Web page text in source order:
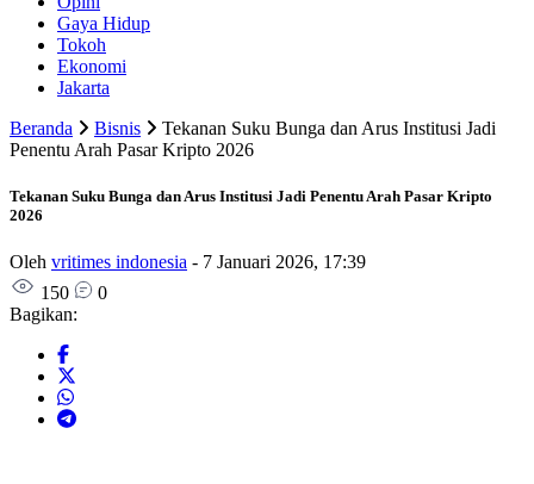
Gaya Hidup
Tokoh
Ekonomi
Jakarta
Beranda
Bisnis
Tekanan Suku Bunga dan Arus Institusi Jadi
Penentu Arah Pasar Kripto 2026
Tekanan Suku Bunga dan Arus Institusi Jadi Penentu Arah Pasar Kripto
2026
Oleh vritimes indonesia - 7 Januari 2026, 17:39
150
0
Bagikan: